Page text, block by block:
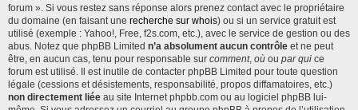
forum ». Si vous restez sans réponse alors prenez contact avec le propriétaire
du domaine (en faisant une recherche sur whois) ou si un service gratuit est
utilisé (exemple : Yahoo!, Free, f2s.com, etc.), avec le service de gestion ou des
abus. Notez que phpBB Limited n’a absolument aucun contrôle et ne peut
être, en aucun cas, tenu pour responsable sur comment, où ou par qui ce
forum est utilisé. Il est inutile de contacter phpBB Limited pour toute question
légale (cessions et désistements, responsabilité, propos diffamatoires, etc.)
non directement liée au site Internet phpbb.com ou au logiciel phpBB lui-